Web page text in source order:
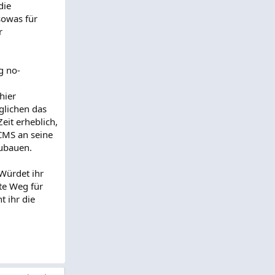
für
no-
das
erheblich,
an seine
ihr
Weg für
ihr die